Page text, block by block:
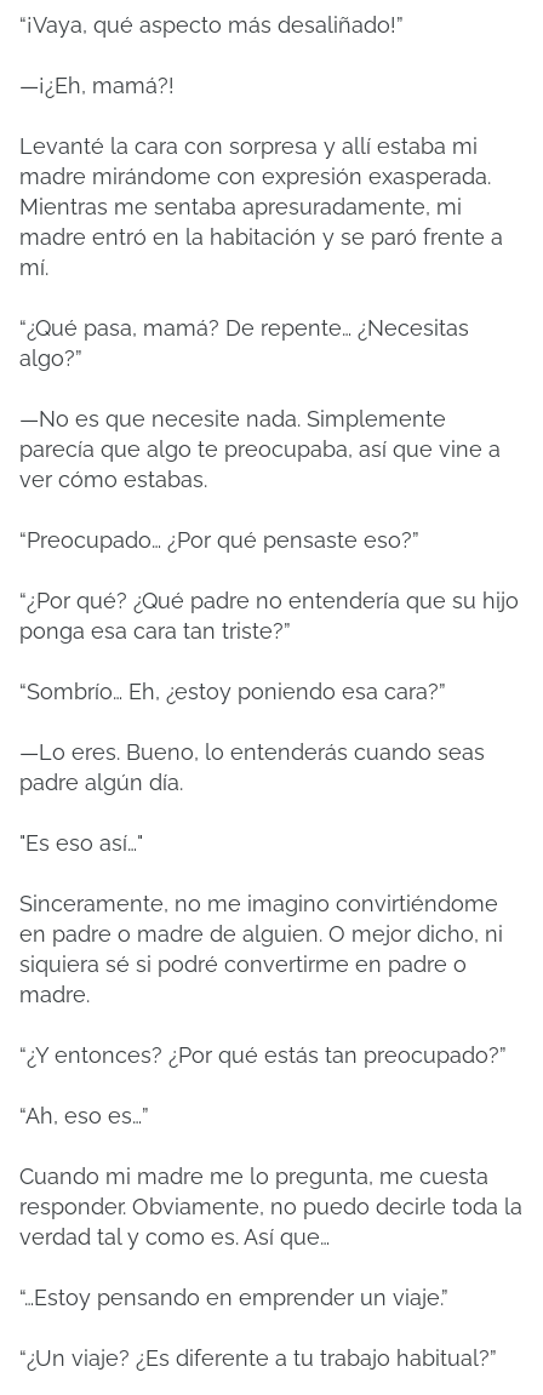
“¡Vaya, qué aspecto más desaliñado!”
—¡¿Eh, mamá?!
Levanté la cara con sorpresa y allí estaba mi
madre mirándome con expresión exasperada.
Mientras me sentaba apresuradamente, mi
madre entró en la habitación y se paró frente a
mí.
“¿Qué pasa, mamá? De repente… ¿Necesitas
algo?”
—No es que necesite nada. Simplemente
parecía que algo te preocupaba, así que vine a
ver cómo estabas.
“Preocupado… ¿Por qué pensaste eso?”
“¿Por qué? ¿Qué padre no entendería que su hijo
ponga esa cara tan triste?”
“Sombrío… Eh, ¿estoy poniendo esa cara?”
—Lo eres. Bueno, lo entenderás cuando seas
padre algún día.
"Es eso así…"
Sinceramente, no me imagino convirtiéndome
en padre o madre de alguien. O mejor dicho, ni
siquiera sé si podré convertirme en padre o
madre.
“¿Y entonces? ¿Por qué estás tan preocupado?”
“Ah, eso es…”
Cuando mi madre me lo pregunta, me cuesta
responder. Obviamente, no puedo decirle toda la
verdad tal y como es. Así que…
“…Estoy pensando en emprender un viaje.”
“¿Un viaje? ¿Es diferente a tu trabajo habitual?”